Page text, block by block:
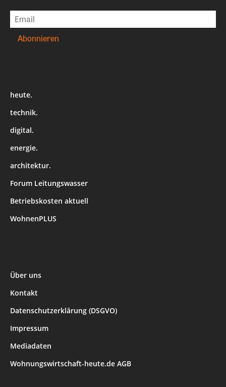
heute.
technik.
digital.
energie.
architektur.
Forum Leitungswasser
Betriebskosten aktuell
WohnenPLUS
Über uns
Kontakt
Datenschutzerklärung (DSGVO)
Impressum
Mediadaten
Wohnungswirtschaft-heute.de AGB